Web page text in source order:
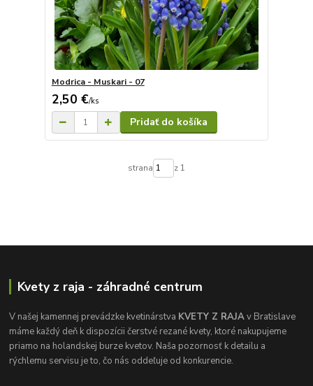
Modrica - Muskari - 07
2,50 €/ks
Pridať do košíka
strana z 1
Kvety z raja - záhradné centrum
V našej kamennej prevádzke kvetinárstva KVETY Z RAJAv Bratislave
máme každý deň k dispozícii čerstvé rezané kvety, ktoré nakupujeme
priamo na holandskej burze kvetov. Naša pozornosť k detailu a
rýchlemu servisu je to, čo nás oddeľuje od konkurencie.